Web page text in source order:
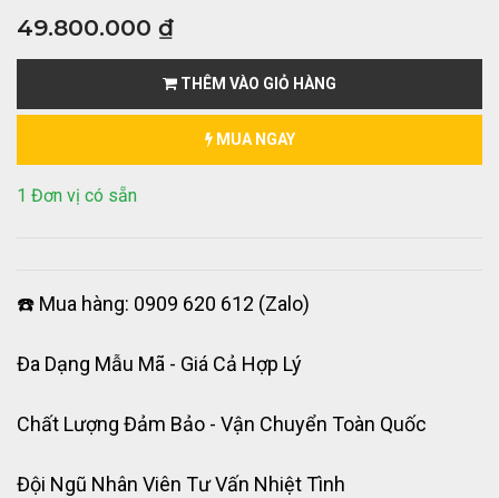
49.800.000 ₫
THÊM VÀO GIỎ HÀNG
MUA NGAY
1 Đơn vị có sẵn
☎️ Mua hàng: 0909 620 612 (Zalo)
Đa Dạng Mẫu Mã - Giá Cả Hợp Lý
Chất Lượng Đảm Bảo - Vận Chuyển Toàn Quốc
Đội Ngũ Nhân Viên Tư Vấn Nhiệt Tình